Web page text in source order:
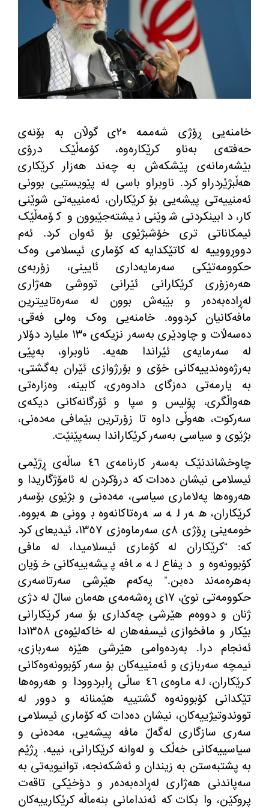
خامنەیی ڕۆژی شەممە ٢٠ی گوڵان بە بۆنەی
حەفتەی بەناو کرێکارەوە، کۆمەڵێک درۆی
بێشەرمانەی پێشکەش بە چەند هەزار کرێکاری
هەڵبژێردراو کرد. ناوبراو باسی لە پێویستیی بوونی
ئەمنییەتی پیشەیی بۆ کرێکاران، ئەمنییەتی شوێنی
کار، دابینکردنی شوێنی نیشتەجێبوون و کۆمەڵێک
ئیمکاناتی تری خۆشبژێوی بۆ ئەوان کرد. ئەم
دووڕووییە لە کاتێکدایە کە کۆماری ئیسلامی وەک
حکوومەتێکی سەرمایەداری ئایینی، زۆربەی
هەرەزۆری کرێکارانی ئێرانی تووشی هەژاری
لەڕادەبەدەر و بێبەش بوون لە سەرەتاییترین
مافەکانیان کردووە. خامنەیی وەک وەلی فەقی،
دەسەڵات و چاودێری بەسەر نزیکەی ١٣٠ ملیارد دۆلار
لە سەرمایەی ئێراندا هەیە. ناوبراو، بەپێی
بەرژەوەندییەکانی خۆی و بۆرژوازی ئێران بەگشتی،
بە یارمەتی دەزگای دادوەری، کابینە، وەزارەتی
هەواڵگری، پۆلیس و سپا و ئۆرگانەکانی دیکەی
سەرکوت، هەوڵی داوە تا زۆرترین بێمافی مەدەنی،
بژێوی و سیاسی بەسەر کرێکاراندا بسەپێنێت.
چاوخشاندنێک بەسەر کارنامەی ٤٦ ساڵەی ڕژێمی
ئیسلامی نیشان دەدات کە درۆکردن لە ئامۆژگاریدا و
هەروەها پەلاماری سیاسی، مەدەنی و بژێوی بۆسەر
کرێکاران، هەر لە سەرەتاکانەوە بوونی هەبووە.
خومەینی ڕۆژی ٨ی سەرماوەزی ١٣٥٧، ئیدیعای کرد
کە: “کرێکاران لە کۆماری ئیسلامیدا، لە مافی
کۆبوونەوە و دیفاع لە مافە پیشەییەکانی خۆیان
بەهرەمەند دەبن.” یەکەم هێرشی سەرتاسەری
حکوومەتی نوێ، ١٧ی ڕەشەمەی هەمان ساڵ لە دژی
ژنان و دووەم هێرشی چەکداری بۆ سەر کرێکارانی
بێکار و مافخوازی ئیسفەهان لە خاکەلێوەی ١٣٥٨دا
ئەنجام درا. بەردەوامی هێرشی هێزە سەربازی،
نیمچە سەربازی و ئەمنییەکان بۆ سەر کۆبوونەوەکانی
کرێکاران، لە ماوەی ٤٦ ساڵی ڕابردوودا و هەروەها
تێکدانی کۆبوونەوە گشتییە هێمنانە و دوور لە
تووندوتیژییەکان، نیشان دەدات کە کۆماری ئیسلامی
سەری سازگاری لەگەڵ مافە پیشەیی، مەدەنی و
سیاسییەکانی خەڵک و لەوانە کرێکارانی، نییە. ڕژێم
بە پشتبەستن بە زیندان و ئەشکەنجە، توانیویەتی بە
سەپاندنی هەژاری لەڕادەبەدەر و دۆخێکی تاقەت
پروکێن، وا بکات کە ئەندامانی بنەماڵە کرێکارییەکان